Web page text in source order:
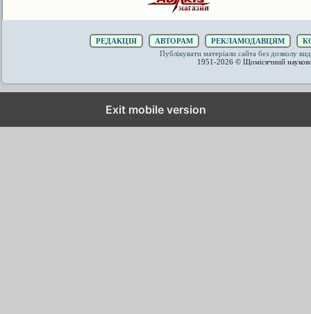
РЕДАКЦІЯ АВТОРАМ РЕКЛАМОДАВЦЯМ
Публікувати матеріали сайта без дозволу
1951-2026 © Щомісячний
Exit mobile version